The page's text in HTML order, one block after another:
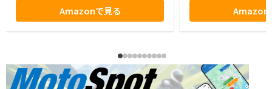
Amazonで見る
Amazon